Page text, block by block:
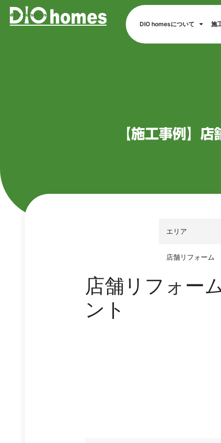
DIO homesについて 施
【施工事例】
エリア
店舗リフォーム
店舗リフォー
ント